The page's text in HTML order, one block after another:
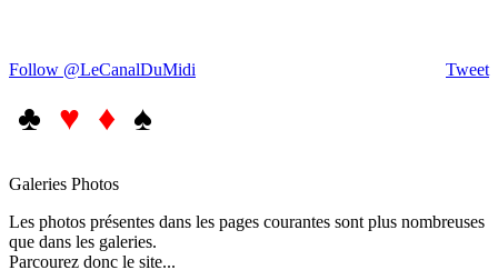
Tweet
Follow @LeCanalDuMidi
♣ ♥ ♦ ♠
Galeries Photos
Les photos présentes dans les pages courantes sont plus nombreuses
que dans les galeries.
Parcourez donc le site...